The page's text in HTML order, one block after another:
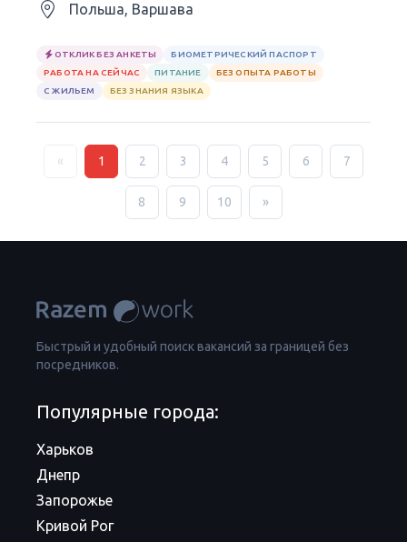
Польша, Варшава
ОТКЛИК БЕЗ АНКЕТЫ
БИОМЕТРИЧЕСКИЙ ПАСПОРТ
РАБОТА НА СЕЙЧАС
ПИТАНИЕ
БЕЗ ОПЫТА РАБОТЫ
С ЖИЛЬЕМ
БЕЗ ЗНАНИЯ ЯЗЫКА
« 1 2 3 4 5 6 7
8 9 10 »
Быстрый и удобный поиск вакансий за границей без
посредников.
Популярные города:
Харьков
Днепр
Запорожье
Кривой Рог